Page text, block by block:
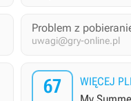
Problem z
uwagi@gry-online.pl
67 WIĘCEJ